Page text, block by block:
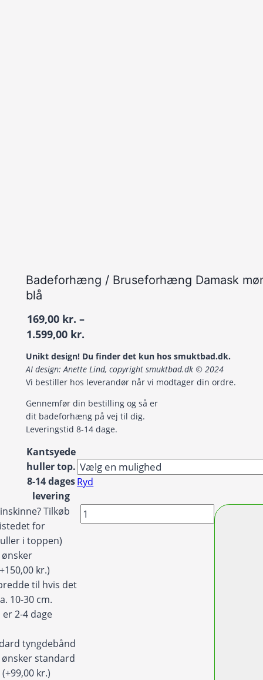
Badeforhæng / Bruseforhæng Damask
blå
169,00 kr. –
1.599,00 kr.
til
1.599,00 kr.
Unikt design! Du finder det kun hos smuktbad.dk.
AI design: Anette Lind, copyright smuktbad.dk © 2024
Vi bestiller hos leverandør når vi modtager din ordre.
Gennemfør din bestilling og så er
dit badeforhæng på vej til dig.
Leveringstid 8-14 dage.
Kantsyede
huller top.
8-14 dages
levering
Ryd
Tilkøb
for
i toppen)
ønsker
kr.)
til hvis det
10-30 cm.
2-4 dage
tyngdebånd
ønsker standard
(+99,00 kr.)
Badeforhæng
/